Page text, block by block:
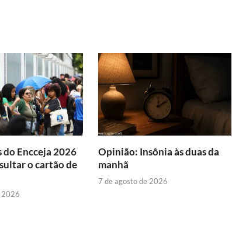
Encceja 2026
o cartão de
2026
Opinião: Insônia às duas da
manhã
7 de agosto de 2026